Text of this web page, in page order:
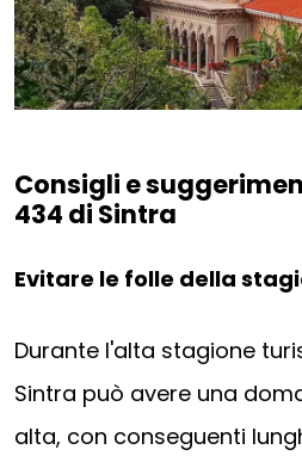
Consigli e
434 di Sintra
Evitare le folle della
Durante l'alta stagione
Sintra può avere una
alta, con conseguenti